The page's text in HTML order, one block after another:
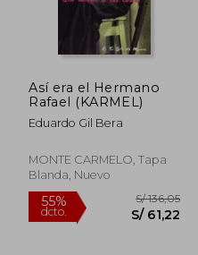
55%
dcto. S/ 99,12
Así era el Hermano
Rafael (KARMEL)
Eduardo Gil Bera
MONTE CARMELO, Tapa
Blanda, Nuevo